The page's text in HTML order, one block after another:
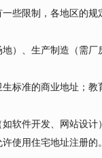
些限制，各地区的
）、生产制造（需
标准的商业地址；
软件开发、网站设
使用住宅地址注册的。